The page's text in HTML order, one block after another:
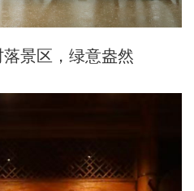
景区，绿意盎然